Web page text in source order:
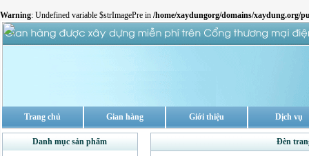
Warning: Undefined variable $strImagePre in /home/xaydungorg/domains/xaydung.org/
Trang chủ Gian hàng Giới thiệu Dịch vụ
Danh mục sản phẩm Đèn